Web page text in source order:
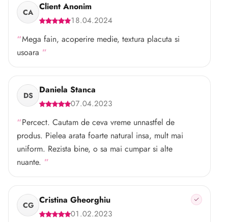
CA Client Anonim
18.04.2024
Mega fain, acoperire medie, textura placuta si
usoara
DS Daniela Stanca
07.04.2023
Percect. Cautam de ceva vreme unnastfel de
produs. Pielea arata foarte natural insa, mult mai
uniform. Rezista bine, o sa mai cumpar si alte
nuante.
CG Cristina Gheorghiu
01.02.2023